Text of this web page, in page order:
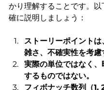
かり理解することです。以
確に説明しましょう：
ストーリーポイント
雑さ、不確実性を考慮
実際の単位ではなく、
するものではない。
フィボナッチ数列（1,